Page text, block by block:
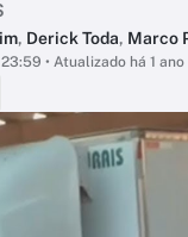
, Derick Toda, Marco
• Atualizado há 1 ano